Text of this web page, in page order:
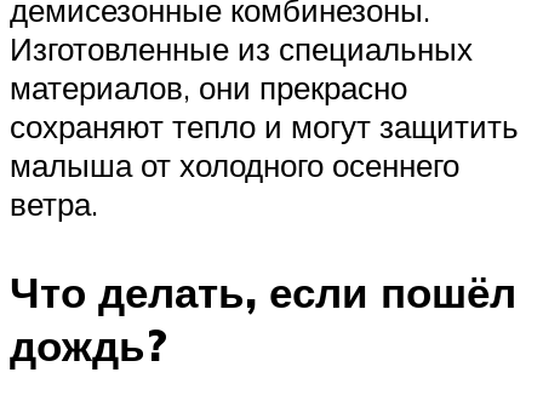
демисезонные комбинезоны.
Изготовленные из специальных
материалов, они прекрасно
сохраняют тепло и могут защитить
малыша от холодного осеннего
ветра.
Что делать, если пошёл
дождь?